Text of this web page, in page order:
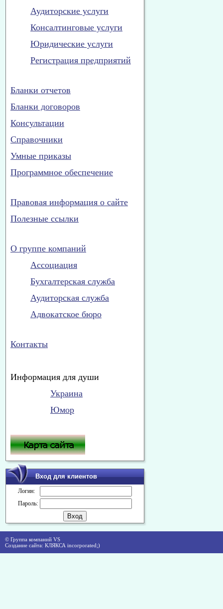
Аудиторские услуги
Консалтинговые услуги
Юридические услуги
Регистрация предприятий
Бланки отчетов
Бланки договоров
Консультации
Справочники
Умные приказы
Программное обеспечение
Правовая информация о сайте
Полезные ссылки
О группе компаний
Ассоциация
Бухгалтерская служба
Аудиторская служба
Адвокатское бюро
Контакты
Информация для души
Украина
Юмор
Вход для клиентов
Логин:
Пароль:
© Группа компаний VS
Создание сайта: КЛЯКСА incorporated;)